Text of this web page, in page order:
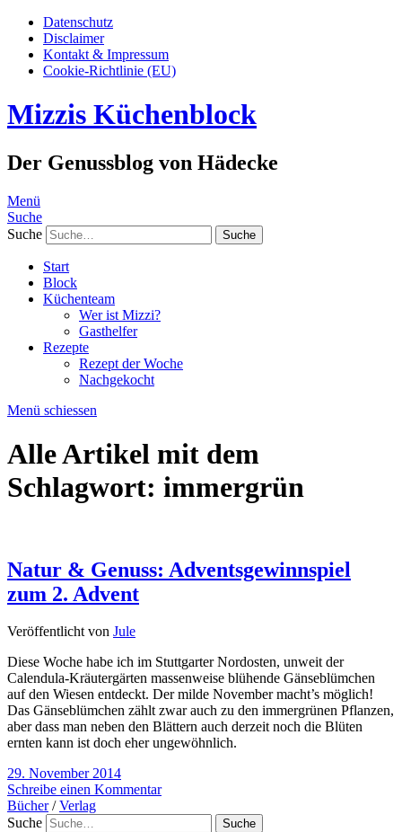
Datenschutz
Disclaimer
Kontakt & Impressum
Cookie-Richtlinie (EU)
Mizzis Küchenblock
Der Genussblog von Hädecke
Menü
Suche
Suche
Start
Block
Küchenteam
Wer ist Mizzi?
Gasthelfer
Rezepte
Rezept der Woche
Nachgekocht
Menü schiessen
Alle Artikel mit dem
Schlagwort: immergrün
Natur & Genuss: Adventsgewinnspiel
zum 2. Advent
Veröffentlicht von Jule
Diese Woche habe ich im Stuttgarter Nordosten, unweit der
Calendula-Kräutergärten massenweise blühende Gänseblümchen
auf den Wiesen entdeckt. Der milde November macht’s möglich!
Das Gänseblümchen zählt zwar auch zu den immergrünen Pflanzen,
aber dass man neben den Blättern auch derzeit noch die Blüten
ernten kann ist doch eher ungewöhnlich.
29. November 2014
Schreibe einen Kommentar
Bücher/Verlag
Suche